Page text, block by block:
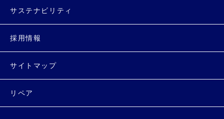
サステナビリティ
採用情報
サイトマップ
リペア